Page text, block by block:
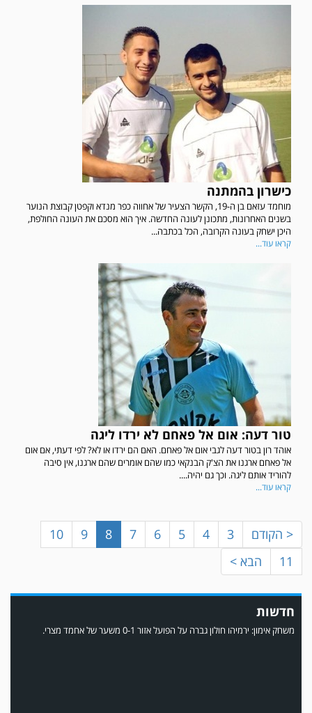
כישרון בהמתנה
מוחמד עזאם בן ה-19, הקשר הצעיר של אחווה כפר מנדא וקפטן קבוצת הנוער
בשנים האחרונות, מתכונן לעונה החדשה. איך הוא מסכם את העונה החולפת,
היכן ישחק בעונה הקרובה, הכל בכתבה...
קראו עוד...
טור דעה: אום אל פאחם לא ירדו ליגה
אוהד רון בטור דעה לגבי אום אל פאחם. האם הם ירדו או לא? לפי דעתי, אם אום
אל פאחם ארגנו את הצ'ק הבנקאי כמו שהם אומרים שהם ארגנו, אין סיבה
להוריד אותם ליגה. וכך גם יהיה....
קראו עוד...
< הקודם 3
4
5
6
7
8
9
10
11
הבא >
חדשות
במשחק אימון שהתקיים הבוקר יום ה' ניצחה קרית מלאכי את עירוני אשדוד 5-0.
משחק אימון: ירמיהו חולון גברה על הפועל אזור 0-1 משער של אחמד מצרי.